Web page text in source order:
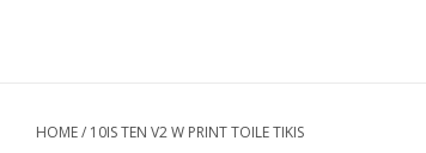
HOME/ 10IS TEN V2 W PRINT TOILE TIKIS